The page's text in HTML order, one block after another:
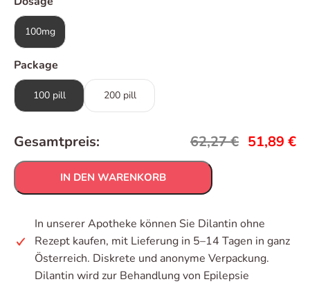
100mg
Package
100 pill 200 pill
Gesamtpreis: 62,27€ 51,89 €
IN DEN WARENKORB
In unserer Apotheke können Sie Dilantin ohne
Rezept kaufen, mit Lieferung in 5–14 Tagen in ganz
Österreich. Diskrete und anonyme Verpackung.
Dilantin wird zur Behandlung von Epilepsie